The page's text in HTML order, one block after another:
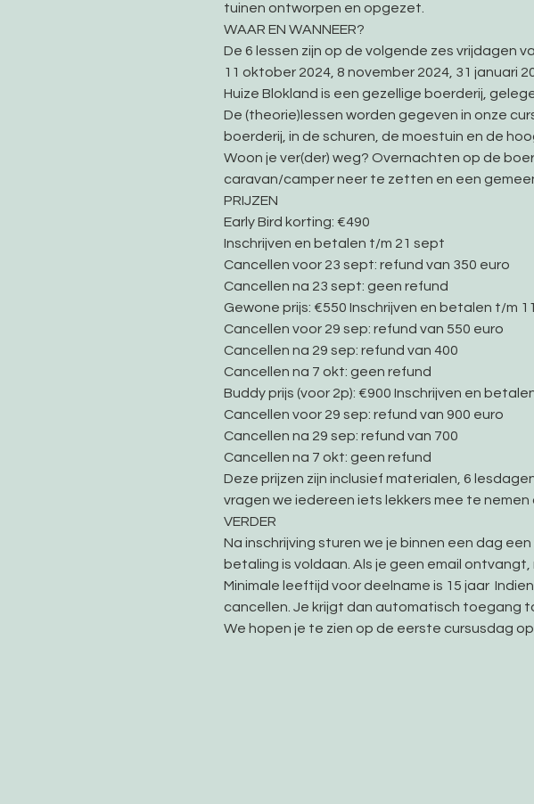
tuinen ontworpen en opgezet.
WAAR EN WANNEER?
De 6 lessen zijn op de volgende zes vrijdagen
11 oktober 2024, 8 november 2024, 31 januari
Huize Blokland is een gezellige boerderij,
De (theorie)lessen worden gegeven in onze
boerderij, in de schuren, de moestuin en de
Woon je ver(der) weg? Overnachten op de
caravan/camper neer te zetten en een
PRIJZEN
Early Bird korting: €490
Inschrijven en betalen t/m 21 sept
Cancellen voor 23 sept: refund van 350 euro
Cancellen na 23 sept: geen refund
Gewone prijs: €550 Inschrijven en betalen t/m
Cancellen voor 29 sep: refund van 550 euro
Cancellen na 29 sep: refund van 400
Cancellen na 7 okt: geen refund
Buddy prijs (voor 2p): €900 Inschrijven en
Cancellen voor 29 sep: refund van 900 euro
Cancellen na 29 sep: refund van 700
Cancellen na 7 okt: geen refund
Deze prijzen zijn inclusief materialen, 6
vragen we iedereen iets lekkers mee te nemen
VERDER
Na inschrijving sturen we je binnen een dag
betaling is voldaan. Als je geen email
Minimale leeftijd voor deelname is 15 jaar
cancellen. Je krijgt dan automatisch toegang
We hopen je te zien op de eerste cursusdag op